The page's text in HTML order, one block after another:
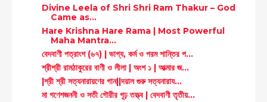
Divine Leela of Shri Shri Ram Thakur – God
Came as...
Hare Krishna Hare Rama | Most Powerful
Maha Mantra...
বেদবাণী পত্রাংশ (৬৭) | ভাগ্য, কর্ম ও পরম শান্তির প...
শ্রীশ্রী রামঠাকুরের বাণী ও লীলা | অংশ ১ | আত্মার জ...
|শ্রী শ্রী সত্যনারায়ণের গান||দয়াল গুরু সত্যনারায...
মা গণেশজননী ও সতী গৌরীর গূঢ় তত্ত্ব | বেদবাণী তৃতীয়...